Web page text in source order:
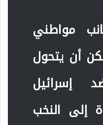
مواطني
أن يتحول
إلى النخب